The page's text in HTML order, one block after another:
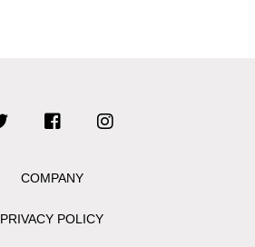
COMPANY
PRIVACY POLICY